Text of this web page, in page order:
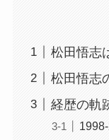
松田悟志
松田悟志
経歴の軌